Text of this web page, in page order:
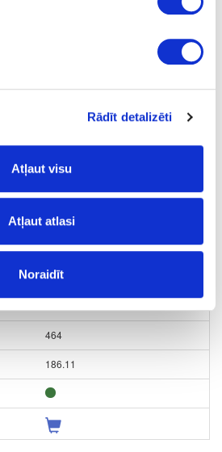
Rādīt detalizēti
Atļaut visu
Atļaut atlasi
Noraidīt
28-VS90003693
500mm
Gab.
sudrabota
500
1x16+1x22
464
186.11